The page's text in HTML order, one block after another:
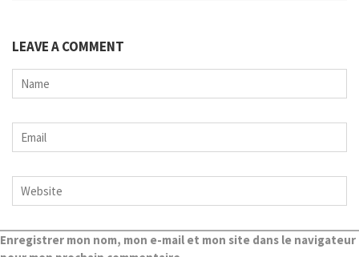
LEAVE A COMMENT
Enregistrer mon nom, mon e-mail et mon site dans le navigateur